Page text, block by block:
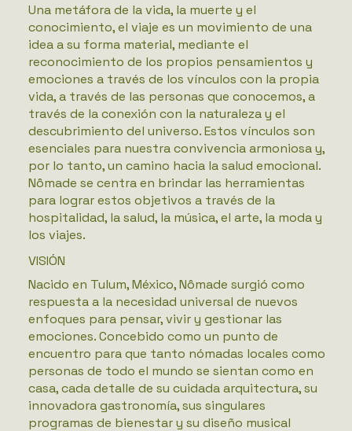
Una metáfora de la vida, la muerte y el
conocimiento, el viaje es un movimiento de una
idea a su forma material, mediante el
reconocimiento de los propios pensamientos y
emociones a través de los vínculos con la propia
vida, a través de las personas que conocemos, a
través de la conexión con la naturaleza y el
descubrimiento del universo. Estos vínculos son
esenciales para nuestra convivencia armoniosa y,
por lo tanto, un camino hacia la salud emocional.
Nômade se centra en brindar las herramientas
para lograr estos objetivos a través de la
hospitalidad, la salud, la música, el arte, la moda y
los viajes.
VISIÓN
Nacido en Tulum, México, Nômade surgió como
respuesta a la necesidad universal de nuevos
enfoques para pensar, vivir y gestionar las
emociones. Concebido como un punto de
encuentro para que tanto nómadas locales como
personas de todo el mundo se sientan como en
casa, cada detalle de su cuidada arquitectura, su
innovadora gastronomía, sus singulares
programas de bienestar y su diseño musical